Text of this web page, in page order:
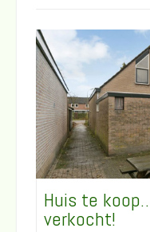
Huis te
verkocht!